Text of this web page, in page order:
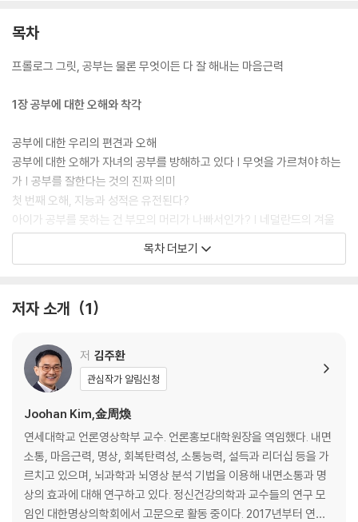
고, 아이의 성적 향상을 위한 가장 효과적이고도 빠른 길”이라는 것. 또한
어 무슨 일을 하든 뛰어난 성취를 이루는 어른으로 성장하게 된다고 말한
히 입시 지옥이라 불리는 우리 교육 현실에서, 아이를 무엇이든 잘 해내는
줄 것이다.
목차
프롤로그 그릿, 공부는 물론 무엇이든 다 잘 해내는 마음근력
1장 공부에 대한 오해와 착각
공부에 대한 우리의 편견과 오해
공부에 대한 오해가 자녀의 공부를 방해하고 있다 | 무엇을 가르쳐야 하는
가 | 공부를 잘한다는 것의 진짜 의미
첫 번째 오해, 지능과 성적은 유전된다?
아이가 공부를 못하는 건 부모의 머리가 나빠서인가? | 네덜란드의 겨울
기근이 우리에게 알려준 것
이 여학생보다 수학을 잘하는 이유
잘 노는 아이가 공부도 잘한다 | 학년이 오를수록 성적이 떨어지는 영재
2장 그릿, 모든 성취의 원동력
무엇이 성공을 이끌어내는가
비인지능력의 비밀
노력하는 것도 능력이다
원래 잘하는 아이는 없다 | 자기소개서에서 가산점을 줘야 하는 항목
그릿, 성공적인 삶의 필요조건
목차 더보기
저자 소개 1
저 김주환
관심작가 알림신청
Joohan Kim,金周煥
연세대학교 언론영상학부 교수. 언론홍보대학원장을 역임했다. 내면
소통, 마음근력, 명상, 회복탄력성, 소통능력, 설득과 리더십 등을 가
르치고 있으며, 뇌과학과 뇌영상 분석 기법을 이용해 내면소통과 명
상의 효과에 대해 연구하고 있다. 정신건강의학과 교수들의 연구 모
임인 대한명상의학회에서 고문으로 활동 중이다. 2017년부터 연세